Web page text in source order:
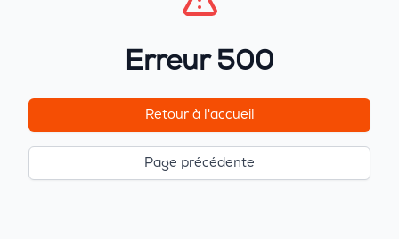
Erreur 500
Retour à l'accueil
Page précédente